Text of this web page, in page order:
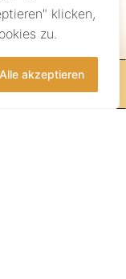
klicken,
zu.
Alle akzeptieren